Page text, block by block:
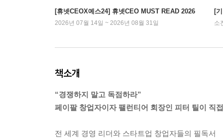
[휴넷CEOX예스24] 휴넷CEO MUST READ 2026
2026년 07월 14일 ~ 2026년 08월 31일
[
소
책소개
“경쟁하지 말고 독점하라”
페이팔 창업자이자 팰런티어 회장인 피터 틸이 직
전 세계 경영 리더와 스타트업 창업자들의 필독서